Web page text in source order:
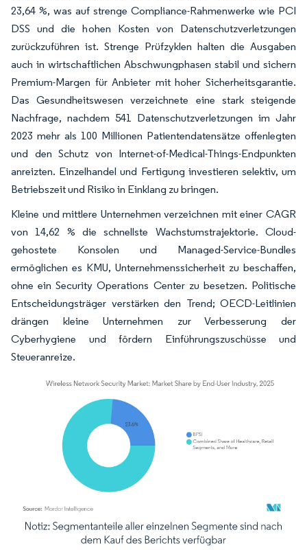
23,64 %, was auf strenge Compliance-Rahmenwerke wie PCI
DSS und die hohen Kosten von Datenschutzverletzungen
zurückzuführen ist. Strenge Prüfzyklen halten die Ausgaben
auch in wirtschaftlichen Abschwungphasen stabil und sichern
Premium-Margen für Anbieter mit hoher Sicherheitsgarantie.
Das Gesundheitswesen verzeichnete eine stark steigende
Nachfrage, nachdem 541 Datenschutzverletzungen im Jahr
2023 mehr als 100 Millionen Patientendatensätze offenlegten
und den Schutz von Internet-of-Medical-Things-Endpunkten
anreizten. Einzelhandel und Fertigung investieren selektiv, um
Betriebszeit und Risiko in Einklang zu bringen.
Kleine und mittlere Unternehmen verzeichnen mit einer CAGR
von 14,62 % die schnellste Wachstumstrajektorie. Cloud-
gehostete Konsolen und Managed-Service-Bundles
ermöglichen es KMU, Unternehmenssicherheit zu beschaffen,
ohne ein Security Operations Center zu besetzen. Politische
Entscheidungsträger verstärken den Trend; OECD-Leitlinien
drängen kleine Unternehmen zur Verbesserung der
Cyberhygiene und fördern Einführungszuschüsse und
Steueranreize.
Bild © Mordor Intelligence. Wiederverwendung erfordert Namensnennung